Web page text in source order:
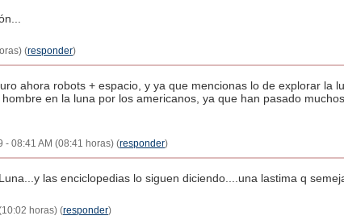
(responder)
ahora robots + espacio, y ya que mencionas lo de explorar la
en la luna por los americanos, ya que han pasado
- 08:41 AM (08:41 horas) (responder)
las enciclopedias lo siguen diciendo....una lastima q
horas) (responder)